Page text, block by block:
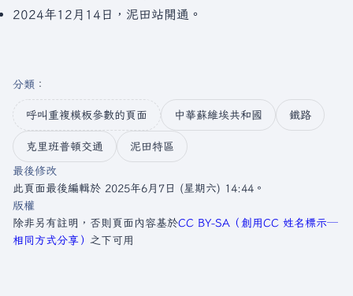
2024年12月14日，泥田站開通。
分類 ：​
呼叫重複模板參數的頁面 中華蘇維埃共和國 鐵路
克里班普頓交通
泥田特區
最後修改
此頁面最後編輯於 2025年6月7日 (星期六) 14:44。
版權
除非另有註明，否則頁面內容基於CC BY-SA（創用CC 姓名標示─
相同方式分享） 之下可用